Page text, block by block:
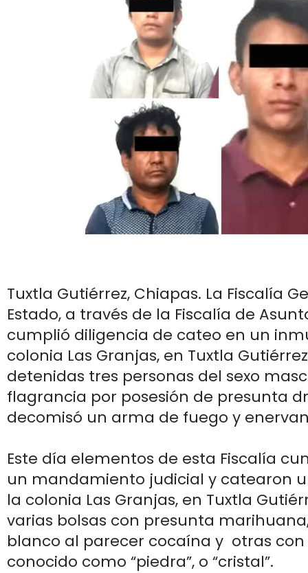
Tuxtla Gutiérrez, Chiapas. La Fiscalía
Estado, a través de la Fiscalía de
cumplió diligencia de cateo en un
colonia Las Granjas, en Tuxtla
detenidas tres personas del sexo
flagrancia por posesión de presunta
decomisó un arma de fuego y
Este día elementos de esta Fiscalía
un mandamiento judicial y catearon
la colonia Las Granjas, en Tuxtla
varias bolsas con presunta
blanco al parecer cocaína y otras
conocido como “piedra”, o “cristal”.